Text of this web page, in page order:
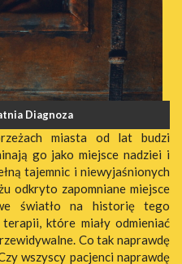
Diagnoza
miasta od lat budzi
go jako miejsce nadziei i
tajemnic i niewyjaśnionych
odkryto zapomniane miejsce
światło na historię tego
które miały odmieniać
Co tak naprawdę
wszyscy pacjenci naprawdę